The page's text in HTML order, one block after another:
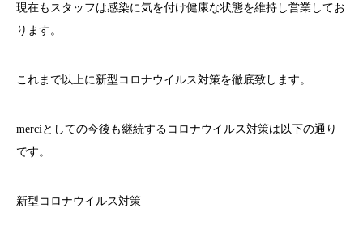
現在もスタッフは感染に気を付け健康な状態を維持し営業してお
ります。
これまで以上に新型コロナウイルス対策を徹底致します。
merci としての今後も継続するコロナウイルス対策は以下の通り
です。
新型コロナウイルス対策